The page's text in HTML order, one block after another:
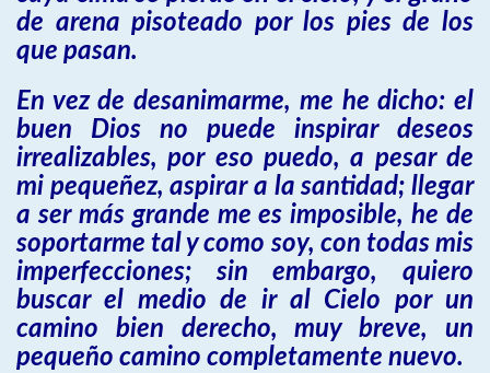
de arena pisoteado por los pies de los
que pasan.
En vez de desanimarme, me he dicho: el
buen Dios no puede inspirar deseos
irrealizables, por eso puedo, a pesar de
mi pequeñez, aspirar a la santidad; llegar
a ser más grande me es imposible, he de
soportarme tal y como soy, con todas mis
imperfecciones; sin embargo, quiero
buscar el medio de ir al Cielo por un
camino bien derecho, muy breve, un
pequeño camino completamente nuevo.